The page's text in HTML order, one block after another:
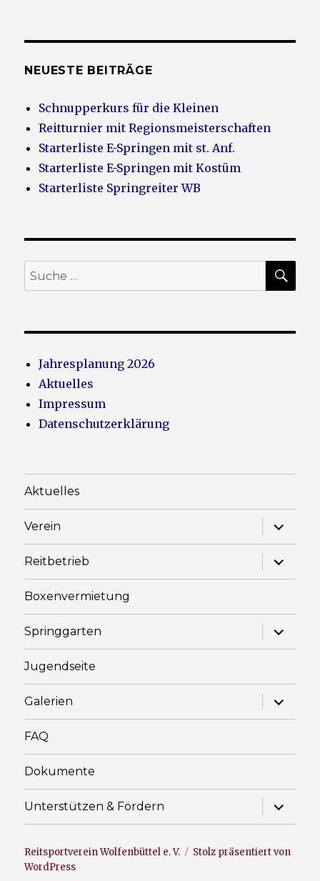
NEUESTE BEITRÄGE
Schnupperkurs für die Kleinen
Reitturnier mit Regionsmeisterschaften
Starterliste E-Springen mit st. Anf.
Starterliste E-Springen mit Kostüm
Starterliste Springreiter WB
Suche
nach:
Jahresplanung 2026
Aktuelles
Impressum
Datenschutzerklärung
Aktuelles
Verein
Reitbetrieb
Boxenvermietung
Springgarten
Jugendseite
Galerien
FAQ
Dokumente
Unterstützen & Fördern
Reitsportverein Wolfenbüttel e. V.
Stolz präsentiert von
WordPress